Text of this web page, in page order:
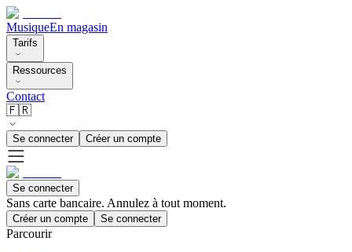
MusiqueEn magasin
Tarifs
Ressources
Contact
🇫🇷
Se connecter Créer un compte
Se connecter
Sans carte bancaire. Annulez à tout moment.
Créer un compte Se connecter
Parcourir